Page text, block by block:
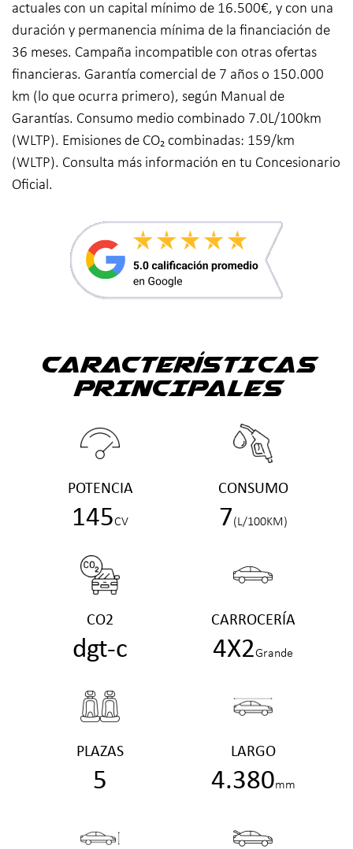
actuales con un capital mínimo de 16.500€, y con una
duración y permanencia mínima de la financiación de
36 meses. Campaña incompatible con otras ofertas
financieras. Garantía comercial de 7 años o 150.000
km (lo que ocurra primero), según Manual de
Garantías. Consumo medio combinado 7.0L/100km
(WLTP). Emisiones de CO₂ combinadas: 159/km
(WLTP). Consulta más información en tu Concesionario
Oficial.
CARACTERÍSTICAS
PRINCIPALES
POTENCIA
145CV
CONSUMO
7(L/100KM)
CO2
dgt-c
CARROCERÍA
4X2Grande
PLAZAS
5
LARGO
4.380mm